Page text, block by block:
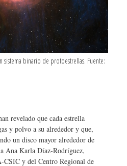
sistema binario de protoestrellas. Fuente:
revelado que cada estrella
y polvo a su alrededor y que,
un disco mayor alrededor de
Ana Karla Díaz-Rodríguez,
y del Centro Regional de